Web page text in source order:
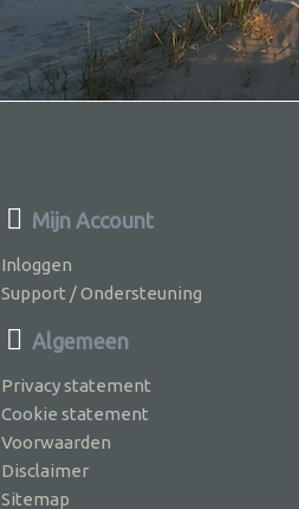
Mijn Account
Inloggen
Support / Ondersteuning
Algemeen
Privacy statement
Cookie statement
Voorwaarden
Disclaimer
Sitemap